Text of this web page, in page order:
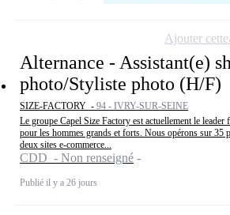
Alternance - Assistant(e)
photo/Styliste photo (H/F)
SIZE-FACTORY - 94 - IVRY-SUR-SEINE
Le groupe Capel Size Factory est actuellement le leader
pour les hommes grands et forts. Nous opérons sur 35
deux sites e-commerce...
CDD - Non renseigné
Publié il y a 26 jours
Ajouter